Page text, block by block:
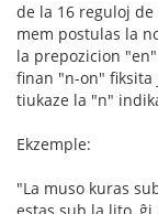
de la 16 reguloj
mem postulas la
la prepozicion
finan "n-on" fiksita
tiukaze la "n"
Ekzemple:
"La muso kuras